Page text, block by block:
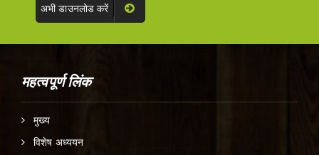
अभी डाउनलोड करें
महत्वपूर्ण लिंक
मुख्य
विशेष अध्ययन